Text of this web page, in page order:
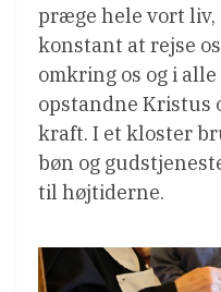
præge hele vort
konstant at rejse
omkring os og i
opstandne Kristus
kraft. I et kloster
bøn og
til højtiderne.